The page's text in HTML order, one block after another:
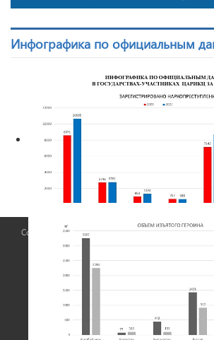
Инфографика по официальным
Copyright © 2026 ЦАРИКЦ. All Rights Reserved.
Официальный сайт
Центральноазиатского регионального
координационного центра
При любом использовании материалов,
обязательна